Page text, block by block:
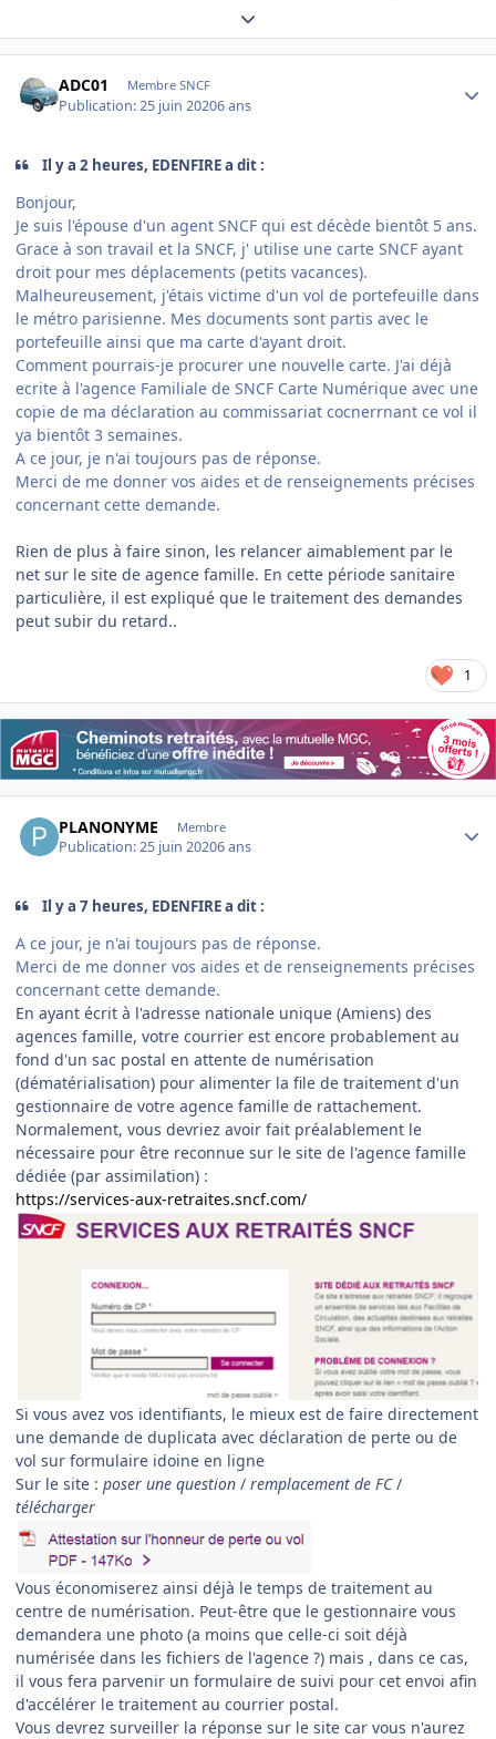
Expand topic overview
ADC01 Membre SNCF
Publication:25 juin 20206 ans
Il y a 2 heures, EDENFIRE a dit :
Bonjour,
Je suis l'épouse d'un agent SNCF qui est décède bientôt 5 ans.
Grace à son travail et la SNCF, j' utilise une carte SNCF ayant
droit pour mes déplacements (petits vacances).
Malheureusement, j'étais victime d'un vol de portefeuille dans
le métro parisienne. Mes documents sont partis avec le
portefeuille ainsi que ma carte d'ayant droit.
Comment pourrais-je procurer une nouvelle carte. J'ai déjà
ecrite à l'agence Familiale de SNCF Carte Numérique avec une
copie de ma déclaration au commissariat cocnerrnant ce vol il
ya bientôt 3 semaines.
A ce jour, je n'ai toujours pas de réponse.
Merci de me donner vos aides et de renseignements précises
concernant cette demande.
Rien de plus à faire sinon, les relancer aimablement par le
net sur le site de agence famille. En cette période sanitaire
particulière, il est expliqué que le traitement des demandes
peut subir du retard..
1
PLANONYME Membre
Publication:25 juin 20206 ans
Il y a 7 heures, EDENFIRE a dit :
A ce jour, je n'ai toujours pas de réponse.
Merci de me donner vos aides et de renseignements précises
concernant cette demande.
En ayant écrit à l'adresse nationale unique (Amiens) des
agences famille, votre courrier est encore probablement au
fond d'un sac postal en attente de numérisation
(dématérialisation) pour alimenter la file de traitement d'un
gestionnaire de votre agence famille de rattachement.
Normalement, vous devriez avoir fait préalablement le
nécessaire pour être reconnue sur le site de l'agence famille
dédiée (par assimilation) :
https://services-aux-retraites.sncf.com/
Si vous avez vos identifiants, le mieux est de faire directement
une demande de duplicata avec déclaration de perte ou de
vol sur formulaire idoine en ligne
Sur le site : poser une question / remplacement de FC/
télécharger
Vous économiserez ainsi déjà le temps de traitement au
centre de numérisation. Peut-être que le gestionnaire vous
demandera une photo (a moins que celle-ci soit déjà
numérisée dans les fichiers de l'agence ?) mais , dans ce cas,
il vous fera parvenir un formulaire de suivi pour cet envoi afin
d'accélérer le traitement au courrier postal.
Vous devrez surveiller la réponse sur le site car vous n'aurez